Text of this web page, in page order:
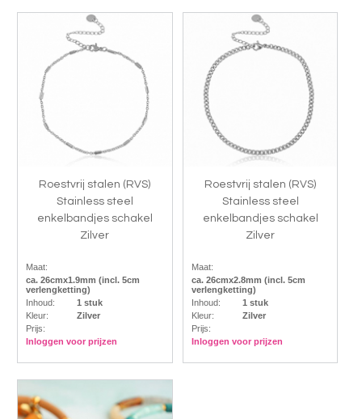
Roestvrij stalen (RVS)
Stainless steel
enkelbandjes schakel
Zilver
Maat:
ca. 26cmx1.9mm (incl. 5cm
verlengketting)
Inhoud:
1 stuk
Kleur:
Zilver
Prijs:
Inloggen voor prijzen
Roestvrij stalen (RVS)
Stainless steel
enkelbandjes schakel
Zilver
Maat:
ca. 26cmx2.8mm (incl. 5cm
verlengketting)
Inhoud:
1 stuk
Kleur:
Zilver
Prijs:
Inloggen voor prijzen